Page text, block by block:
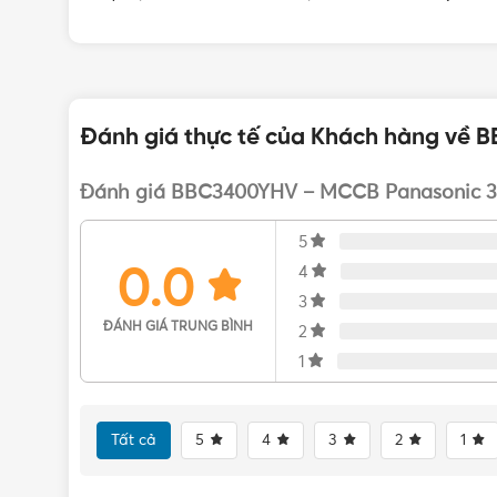
Đánh giá thực tế của Khách hàng về
Đánh giá BBC3400YHV – MCCB Panasonic
0.0
ĐÁNH GIÁ TRUNG BÌNH
5
4
3
2
1
Tất cả 5 4 3 2 1